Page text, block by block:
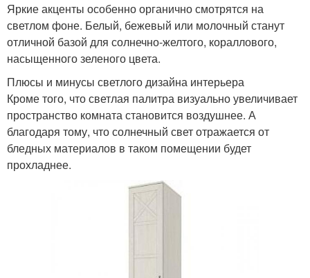
Яркие акценты особенно органично смотрятся на
светлом фоне. Белый, бежевый или молочный станут
отличной базой для солнечно-желтого, кораллового,
насыщенного зеленого цвета.
Плюсы и минусы светлого дизайна интерьера
Кроме того, что светлая палитра визуально увеличивает
пространство комната становится воздушнее. А
благодаря тому, что солнечный свет отражается от
бледных материалов в таком помещении будет
прохладнее.